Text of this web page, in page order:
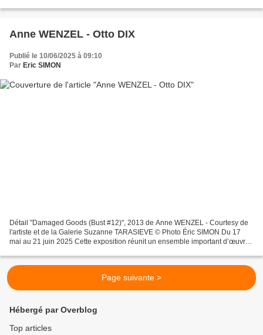
Anne WENZEL - Otto DIX
Publié le 10/06/2025 à 09:10
Par Eric SIMON
Détail "Damaged Goods (Bust #12)", 2013 de Anne WENZEL - Courtesy de
l'artiste et de la Galerie Suzanne TARASIEVE © Photo Éric SIMON Du 17
mai au 21 juin 2025 Cette exposition réunit un ensemble important d’œuvres
Page suivante >
Hébergé par Overblog
Top articles